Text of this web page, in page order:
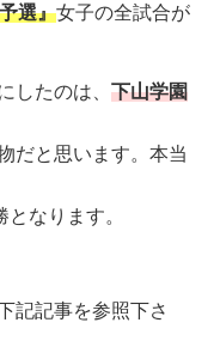
選』女子の全試合が
したのは、 下山学園
だと思います。本当
となります。
記記事を参照下さ